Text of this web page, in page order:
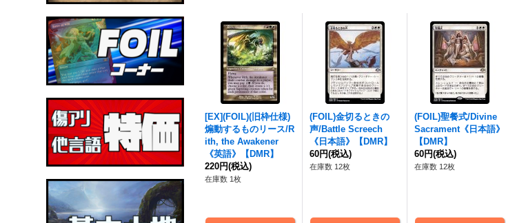
[EX](FOIL)(旧枠仕様)
煽動するものリース/R
ith, the Awakener
《英語》【DMR】
220円(税込)
在庫数 1枚
(FOIL)金切るときの
声/Battle Screech
《日本語》【DMR】
60円(税込)
在庫数 12枚
(FOIL)聖餐式/Divine
Sacrament《日本語》
【DMR】
60円(税込)
在庫数 12枚